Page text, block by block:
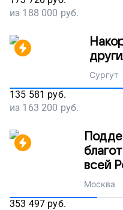
из 188 000 руб.
Сургут
135 581 руб.
из 163 200 руб.
всей
Москва
353 497 руб.